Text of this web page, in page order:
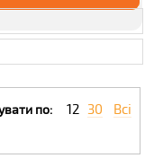
по: 12 30 Всі